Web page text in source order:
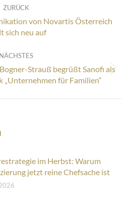
ZURÜCK
Vorheriger
Beitrag:
von Novartis Österreich
sich neu auf
NÄCHSTES
Nächster
Beitrag:
Strauß begrüßt Sanofi als
„Unternehmen für Familien“
im Herbst: Warum
jetzt reine Chefsache ist